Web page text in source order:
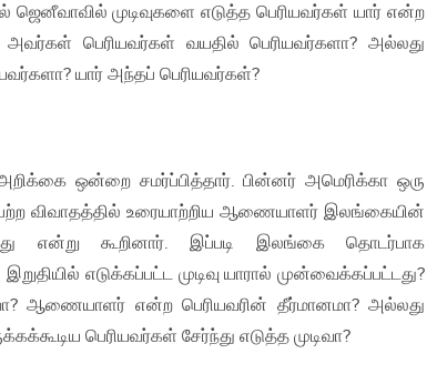
முடிவுகளை எடுத்த பெரியவர்கள் யார் என்ற
அவர்கள் பெரியவர்கள் வயதில் பெரியவர்களா? அல்லது
யார் அந்தப் பெரியவர்கள்?
ஒன்றை சமர்ப்பித்தார். பின்னர் அமெரிக்கா ஒரு
விவாதத்தில் உரையாற்றிய ஆணையாளர் இலங்கையின்
என்று கூறினார். இப்படி இலங்கை தொடர்பாக
எடுக்கப்பட்ட முடிவு யாரால் முன்வைக்கப்பட்டது?
ஆணையாளர் என்ற பெரியவரின் தீர்மானமா? அல்லது
பெரியவர்கள் சேர்ந்து எடுத்த முடிவா?